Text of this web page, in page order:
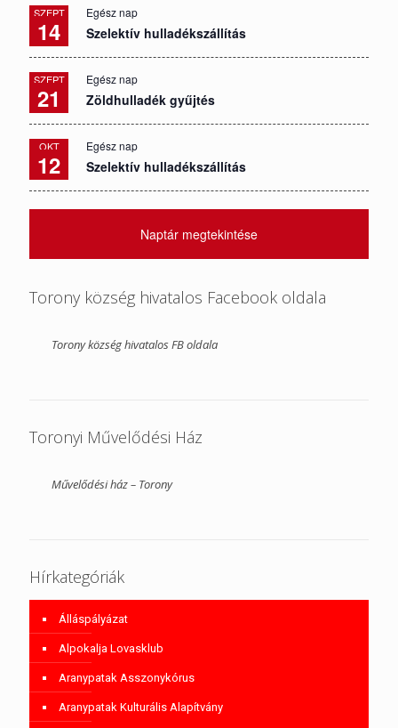
SZEPT
14
Egész nap
Szelektív hulladékszállítás
SZEPT
21
Egész nap
Zöldhulladék gyűjtés
OKT
12
Egész nap
Szelektív hulladékszállítás
Naptár megtekintése
Torony község hivatalos Facebook oldala
Torony község hivatalos FB oldala
Toronyi Művelődési Ház
Művelődési ház – Torony
Hírkategóriák
Álláspályázat
Alpokalja Lovasklub
Aranypatak Asszonykórus
Aranypatak Kulturális Alapítvány